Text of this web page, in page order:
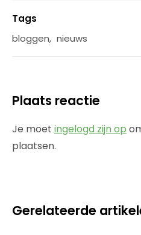
Tags
bloggen, nieuws
Plaats reactie
Je moet ingelogd zijn op
plaatsen.
Gerelateerde